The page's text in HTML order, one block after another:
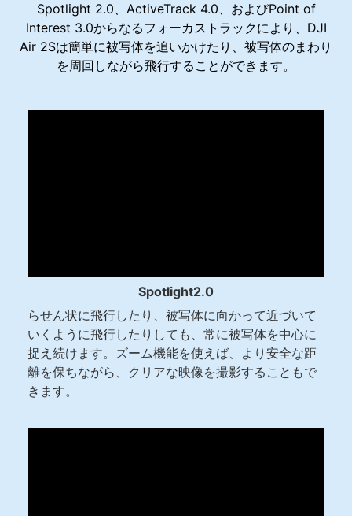
Spotlight 2.0、ActiveTrack 4.0、およびPoint of
Interest 3.0からなるフォーカストラックにより、DJI
Air 2Sは簡単に被写体を追いかけたり、被写体のまわり
を周回しながら飛行することができます。
Spotlight2.0
らせん状に飛行したり、被写体に向かって近づいて
いくように飛行したりしても、常に被写体を中心に
捉え続けます。ズーム機能を使えば、より安全な距
離を保ちながら、クリアな映像を撮影することもで
きます。